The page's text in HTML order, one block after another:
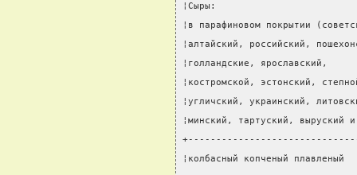
¦Сыры:
¦в парафиновом покрытии
¦алтайский, российский,
¦голландские,
¦костромской,
¦угличский, украинский,
¦минский, тартуский,
¦колбасный копченый